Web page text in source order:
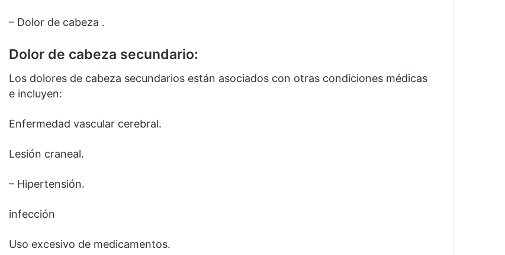
– Dolor de cabeza .
Dolor de cabeza secundario:
Los dolores de cabeza secundarios están asociados con otras condiciones médicas
e incluyen:
Enfermedad vascular cerebral.
Lesión craneal.
– Hipertensión.
infección
Uso excesivo de medicamentos.